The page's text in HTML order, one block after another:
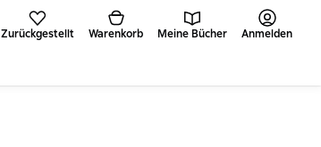
Zurückgestellt Warenkorb Meine Bücher Anmelden